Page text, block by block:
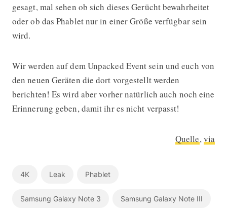
gesagt, mal sehen ob sich dieses Gerücht bewahrheitet
oder ob das Phablet nur in einer Größe verfügbar sein
wird.
Wir werden auf dem Unpacked Event sein und euch von
den neuen Geräten die dort vorgestellt werden
berichten! Es wird aber vorher natürlich auch noch eine
Erinnerung geben, damit ihr es nicht verpasst!
Quelle,via
4K Leak Phablet
Samsung Galaxy Note 3 Samsung Galaxy Note III